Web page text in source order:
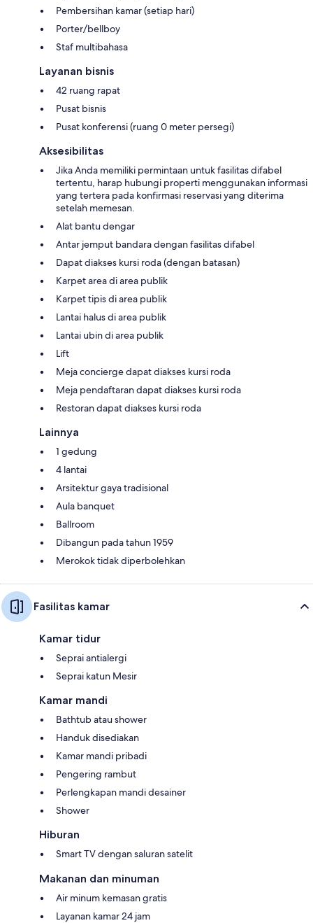
Pembersihan kamar (setiap hari)
Porter/bellboy
Staf multibahasa
Layanan bisnis
42 ruang rapat
Pusat bisnis
Pusat konferensi (ruang 0 meter persegi)
Aksesibilitas
Jika Anda memiliki permintaan untuk fasilitas difabel
tertentu, harap hubungi properti menggunakan informasi
yang tertera pada konfirmasi reservasi yang diterima
setelah memesan.
Alat bantu dengar
Antar jemput bandara dengan fasilitas difabel
Dapat diakses kursi roda (dengan batasan)
Karpet area di area publik
Karpet tipis di area publik
Lantai halus di area publik
Lantai ubin di area publik
Lift
Meja concierge dapat diakses kursi roda
Meja pendaftaran dapat diakses kursi roda
Restoran dapat diakses kursi roda
Lainnya
1 gedung
4 lantai
Arsitektur gaya tradisional
Aula banquet
Ballroom
Dibangun pada tahun 1959
Merokok tidak diperbolehkan
Fasilitas kamar
Kamar tidur
Seprai antialergi
Seprai katun Mesir
Kamar mandi
Bathtub atau shower
Handuk disediakan
Kamar mandi pribadi
Pengering rambut
Perlengkapan mandi desainer
Shower
Hiburan
Smart TV dengan saluran satelit
Makanan dan minuman
Air minum kemasan gratis
Layanan kamar 24 jam